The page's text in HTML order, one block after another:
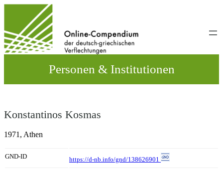
wechseln
Personen & Institutionen
Konstantinos Kosmas
1971, Athen
GND-ID https://d-nb.info/gnd/138626901